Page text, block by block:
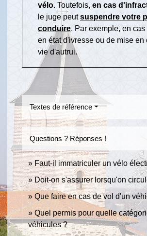
vélo. Toutefois, en cas
le juge peutsuspendre votre
conduire. Par exemple, en
en état d'ivresse ou de mise en
vie d'autrui.
Textes de référence
Questions ? Réponses !
Faut-il immatriculer un vélo
Doit-on s'assurer lorsqu'on
Que faire en cas de vol d'un
Quel permis pour quelle
véhicules ?